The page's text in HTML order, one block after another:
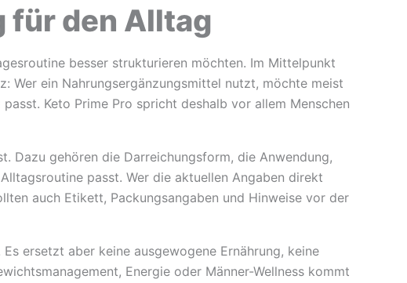
für den Alltag
besser strukturieren möchten. Im Mittelpunkt
Wer ein Nahrungsergänzungsmittel nutzt, möchte meist
Keto Prime Pro spricht deshalb vor allem Menschen
Dazu gehören die Darreichungsform, die Anwendung,
passt. Wer die aktuellen Angaben direkt
auch Etikett, Packungsangaben und Hinweise vor der
ersetzt aber keine ausgewogene Ernährung, keine
Energie oder Männer-Wellness kommt
Ursprünglicher
Preis
99,95 €
Aktueller
Preis
49,95 €.
Ursprünglicher
Preis
99,95 €
Aktueller
Preis
49,95 €.